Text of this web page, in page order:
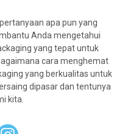
apa pun yang
Anda mengetahui
yang tepat untuk
cara menghemat
yang berkualitas untuk
dipasar dan tentunya
kita.